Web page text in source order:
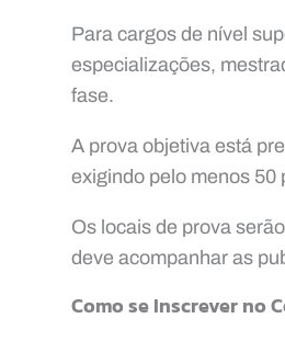
Para cargos de nível
especializações,
fase.
A prova objetiva está
exigindo pelo menos 50
Os locais de prova
deve acompanhar as
Como se Inscrever no